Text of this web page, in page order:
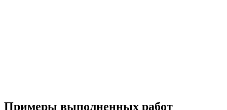
Примеры выполненных работ